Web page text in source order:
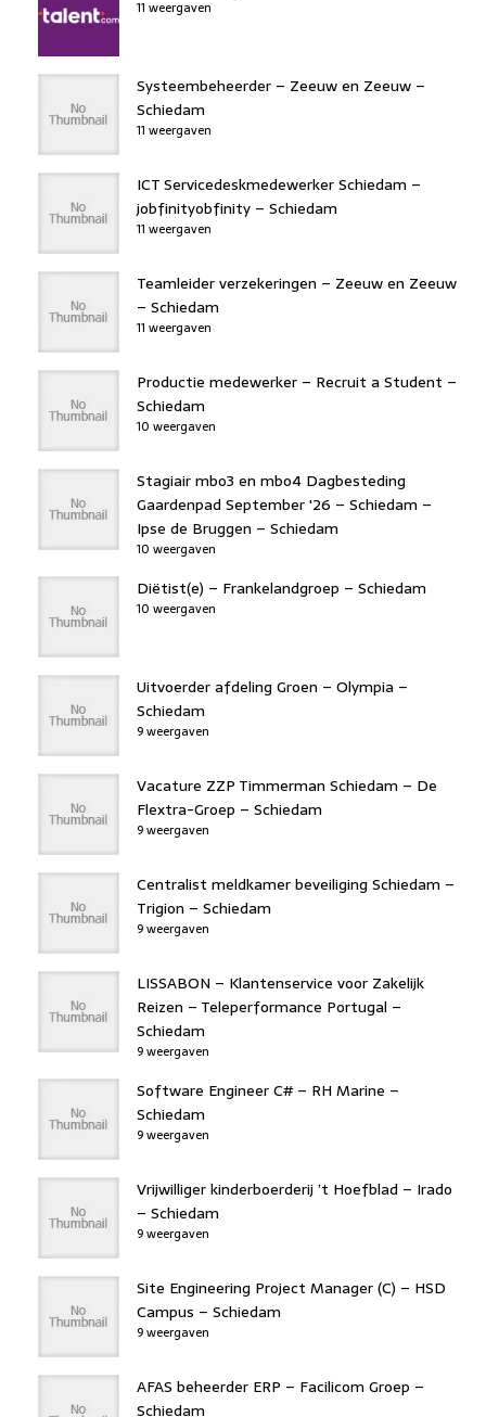
11 weergaven
Systeembeheerder – Zeeuw en Zeeuw –
Schiedam
11 weergaven
ICT Servicedeskmedewerker Schiedam –
jobfinityobfinity – Schiedam
11 weergaven
Teamleider verzekeringen – Zeeuw en Zeeuw
– Schiedam
11 weergaven
Productie medewerker – Recruit a Student –
Schiedam
10 weergaven
Stagiair mbo3 en mbo4 Dagbesteding
Gaardenpad September '26 – Schiedam –
Ipse de Bruggen – Schiedam
10 weergaven
Diëtist(e) – Frankelandgroep – Schiedam
10 weergaven
Uitvoerder afdeling Groen – Olympia –
Schiedam
9 weergaven
Vacature ZZP Timmerman Schiedam – De
Flextra-Groep – Schiedam
9 weergaven
Centralist meldkamer beveiliging Schiedam –
Trigion – Schiedam
9 weergaven
LISSABON – Klantenservice voor Zakelijk
Reizen – Teleperformance Portugal –
Schiedam
9 weergaven
Software Engineer C# – RH Marine –
Schiedam
9 weergaven
Vrijwilliger kinderboerderij ’t Hoefblad – Irado
– Schiedam
9 weergaven
Site Engineering Project Manager (C) – HSD
Campus – Schiedam
9 weergaven
AFAS beheerder ERP – Facilicom Groep –
Schiedam